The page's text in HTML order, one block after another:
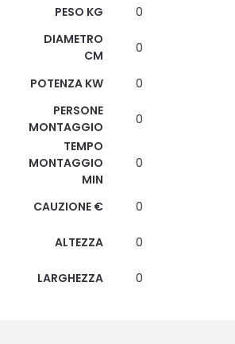
PESO KG
0
DIAMETRO
CM
0
POTENZA KW
0
PERSONE
MONTAGGIO
0
TEMPO
MONTAGGIO
MIN
0
CAUZIONE € 0
ALTEZZA 0
LARGHEZZA 0